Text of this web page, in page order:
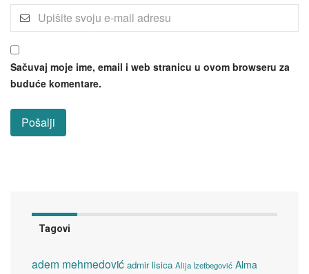
Sačuvaj moje ime, email i web stranicu u ovom browseru za
buduće komentare.
Tagovi
adem mehmedović admir lisica Alija Izetbegović Alma